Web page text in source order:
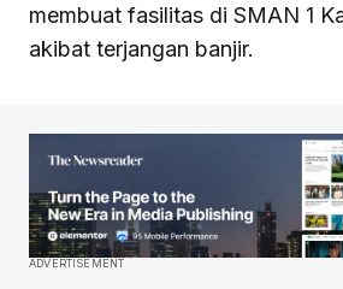
membuat fasilitas di SMAN 1
akibat terjangan banjir.
ADVERTISEMENT